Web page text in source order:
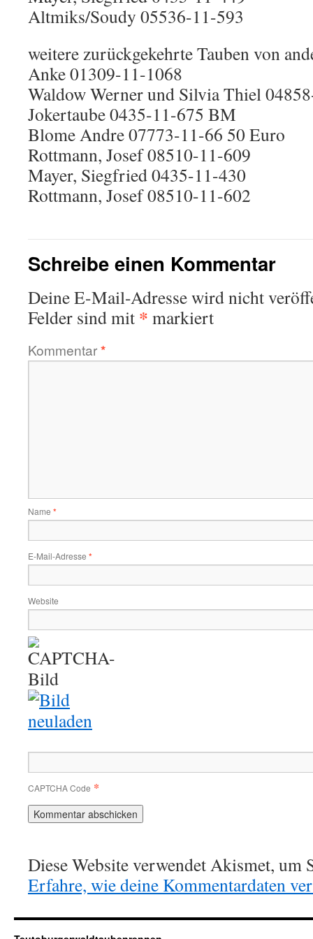
Altmiks/Soudy 05536-11-593
weitere zurückgekehrte Tauben von
Anke 01309-11-1068
Waldow Werner und Silvia Thiel
Jokertaube 0435-11-675 BM
Blome Andre 07773-11-66 50 Euro
Rottmann, Josef 08510-11-609
Mayer, Siegfried 0435-11-430
Rottmann, Josef 08510-11-602
Schreibe einen Kommentar
Deine E-Mail-Adresse wird nicht
Felder sind mit * markiert
Kommentar*
Name *
E-Mail-Adresse *
Website
CAPTCHA Code *
Diese Website verwendet Akismet, um
Erfahre, wie deine Kommentardaten